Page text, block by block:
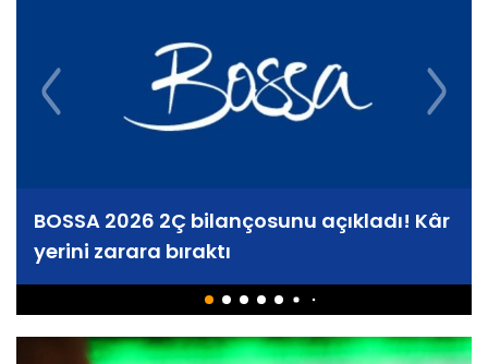
BOSSA 2026 2Ç bilançosunu açıkladı! Kâr
yerini zarara bıraktı